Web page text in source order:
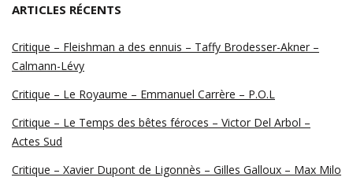
ARTICLES RÉCENTS
Critique – Fleishman a des ennuis – Taffy Brodesser-Akner –
Calmann-Lévy
Critique – Le Royaume – Emmanuel Carrère – P.O.L
Critique – Le Temps des bêtes féroces – Victor Del Arbol –
Actes Sud
Critique – Xavier Dupont de Ligonnès – Gilles Galloux – Max Milo